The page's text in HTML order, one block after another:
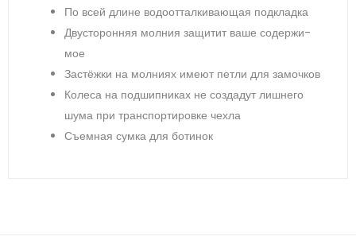
По всей дли­не во­до­от­талки­ва­ющая под­клад­ка
Двус­то­рон­няя мол­ния за­щитит ва­ше со­дер­жи­
мое
Зас­тёжки на мол­ни­ях име­ют пет­ли для за­моч­ков
Ко­леса на под­шипни­ках не соз­да­дут лиш­не­го
шу­ма при тран­спор­ти­ров­ке чех­ла
Съемная сумка для ботинок